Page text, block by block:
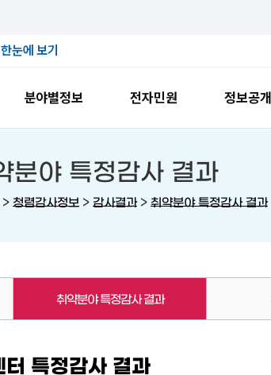
눈에 보기
분야별정보 전자민원 정보공개
분야 특정감사 결과
> 청렴감사정보 > 감사결과> 취약분야 특정감사 결과
취약분야 특정감사 결과
특정감사 결과